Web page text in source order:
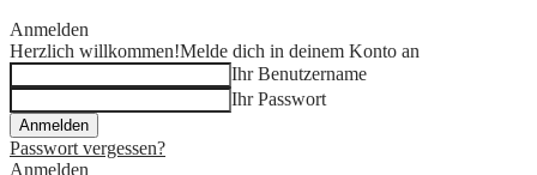
Anmelden
Herzlich willkommen!Melde dich in deinem Konto an
Ihr Benutzername
Ihr Passwort
Passwort vergessen?
Anmelden